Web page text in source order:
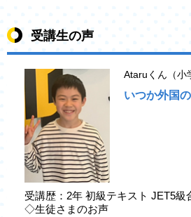
受講生の声
Ataruくん（小
いつか外国
受講歴：2年 初級テキスト JET5級
◇生徒さまのお声